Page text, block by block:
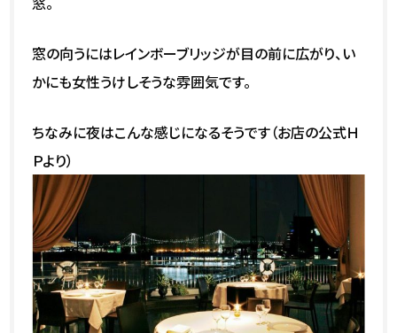
窓の向うにはレインボーブリッジが目の前に広がり、い
かにも女性うけしそうな雰囲気です。
ちなみに夜はこんな感じになるそうです（お店の公式Ｈ
Ｐより）